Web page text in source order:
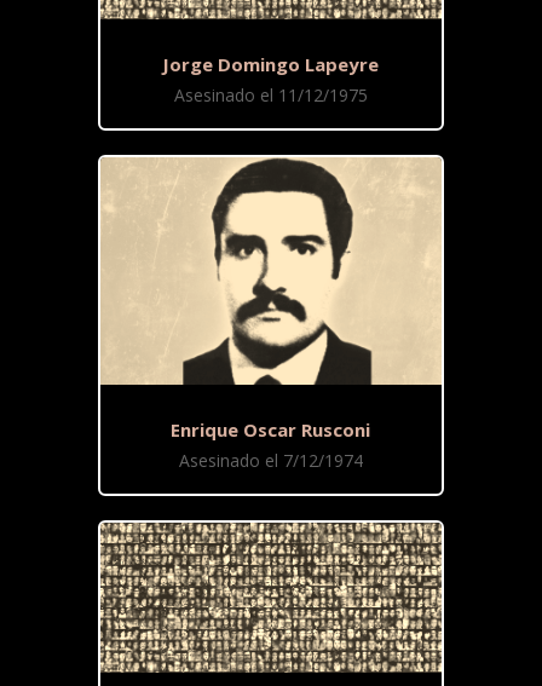
Jorge Domingo Lapeyre
Asesinado el 11/12/1975
Enrique Oscar Rusconi
Asesinado el 7/12/1974